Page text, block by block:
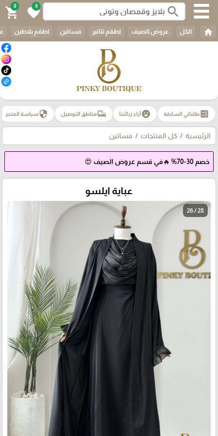
search
0
favorite
0
shopping_cart
home الكل عروض الصيف اطقم تنانير فساتين اطقم بلاطين
ballotطلباتي السابقة emoji_emotionsآراء زبائننا commuteمناطق التوصيل securityسياسة المتجر
الرئيسية كل المنتجات فساتين
خصم 30-70% 🔥في قسم عروض الصيف 😍
عباية ايلسو
26 / 28